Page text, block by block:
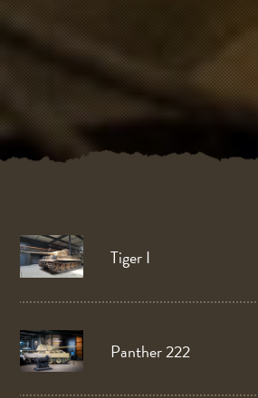
Tiger I
Panther 222